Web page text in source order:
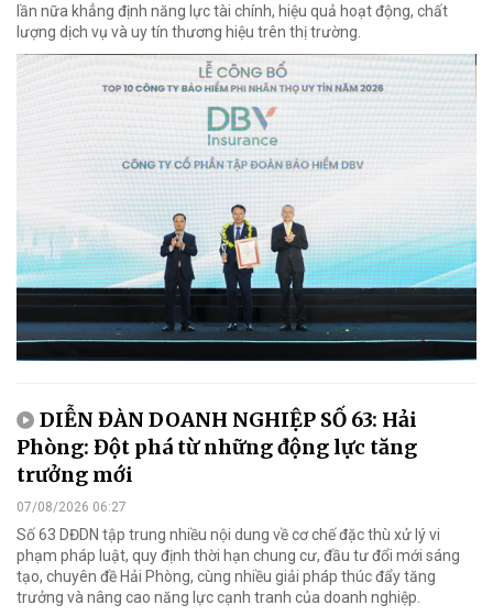
lần nữa khẳng định năng lực tài chính, hiệu quả hoạt động, chất
lượng dịch vụ và uy tín thương hiệu trên thị trường.
DIỄN ĐÀN DOANH NGHIỆP SỐ 63: Hải
Phòng: Đột phá từ những động lực tăng
trưởng mới
07/08/2026 06:27
Số 63 DĐDN tập trung nhiều nội dung về cơ chế đặc thù xử lý vi
phạm pháp luật, quy định thời hạn chung cư, đầu tư đổi mới sáng
tạo, chuyên đề Hải Phòng, cùng nhiều giải pháp thúc đẩy tăng
trưởng và nâng cao năng lực cạnh tranh của doanh nghiệp.